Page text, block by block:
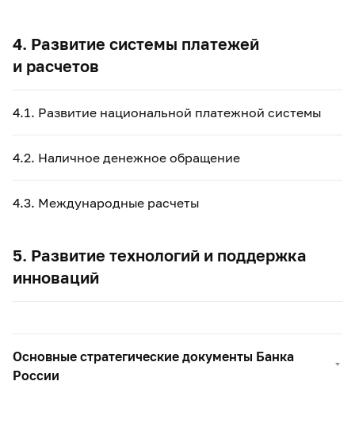
4. Развитие системы платежей
и расчетов
4.1. Развитие национальной платежной системы
4.2. Наличное денежное обращение
4.3. Международные расчеты
5. Развитие технологий и поддержка
инноваций
Основные стратегические документы Банка
России